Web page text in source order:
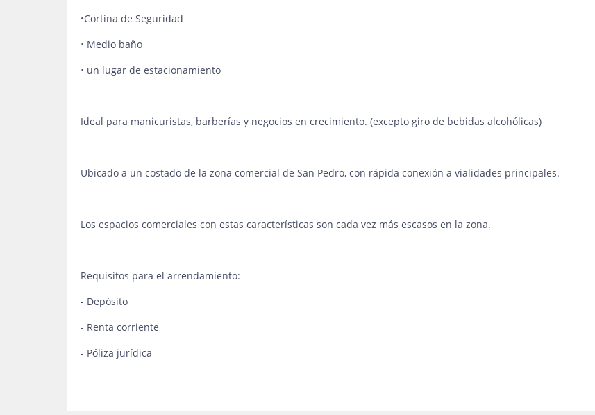
•Cortina de Seguridad
• Medio baño
• un lugar de estacionamiento
Ideal para manicuristas, barberías y negocios en crecimiento. (excepto giro de bebidas alcohólicas)
Ubicado a un costado de la zona comercial de San Pedro, con rápida conexión a vialidades principales.
Los espacios comerciales con estas características son cada vez más escasos en la zona.
Requisitos para el arrendamiento:
- Depósito
- Renta corriente
- Póliza jurídica